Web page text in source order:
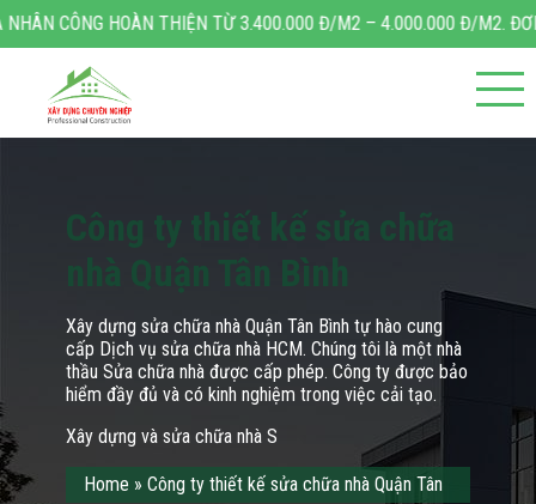
THIỆN TỪ 3.400.000 Đ/M2 – 4.000.000 Đ/M2. ĐƠN GIÁ XÂY
Công ty thiết kế sửa chữa
nhà Quận Tân Bình
Xây dựng sửa chữa nhà Quận Tân Bình tự hào cung
cấp Dịch vụ sửa chữa nhà HCM. Chúng tôi là một nhà
thầu Sửa chữa nhà được cấp phép. Công ty được bảo
hiểm đầy đủ và có kinh nghiệm trong việc cải tạo.
Xây dựng và sửa chữa nhà S
Home » Công ty thiết kế sửa chữa nhà Quận Tân